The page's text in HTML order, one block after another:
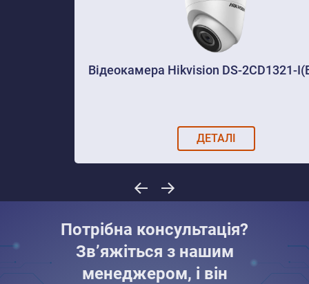
Відеокамера Hikvision DS-2CD1321-
ДЕТАЛІ
Потрібна консультація?
Зв’яжіться з нашим
менеджером, і він